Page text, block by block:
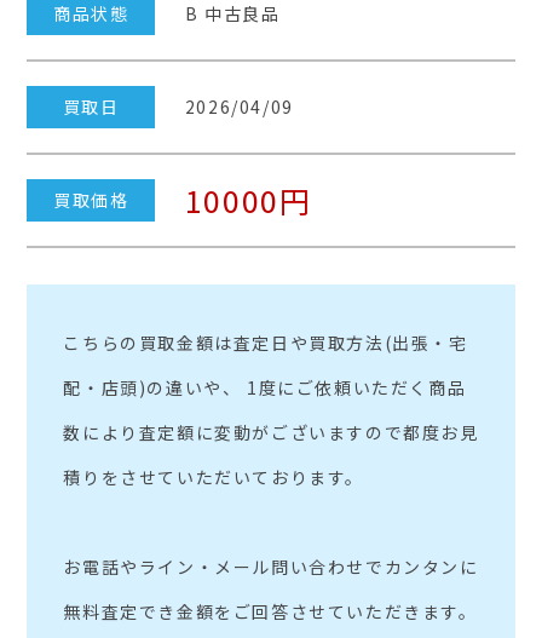
商品状態 B 中古良品
買取日 2026/04/09
買取価格 10000円
こちらの買取金額は査定日や買取方法(出張・宅
配・店頭)の違いや、 1度にご依頼いただく商品
数により査定額に変動がございますので都度お見
積りをさせていただいております。
お電話やライン・メール問い合わせでカンタンに
無料査定でき金額をご回答させていただきます。